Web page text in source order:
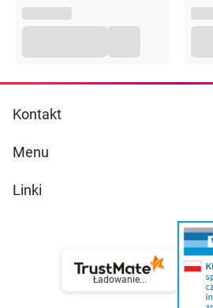
Kontakt
Menu
Linki
Ładowanie...